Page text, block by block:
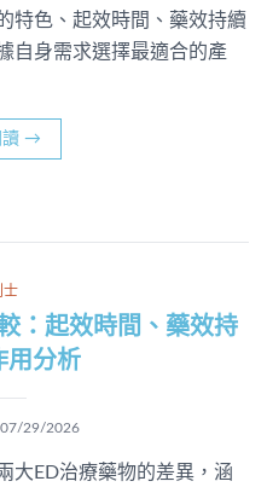
特色、起效時間、藥效持續
自身需求選擇最適合的產
→
士
：起效時間、藥效持
用分析
07/29/2026
大ED治療藥物的差異，涵